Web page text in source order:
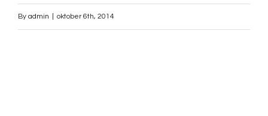
By admin oktober 6th, 2014